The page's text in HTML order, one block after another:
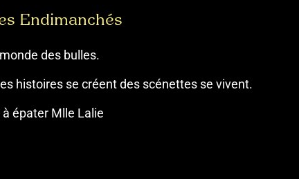
Endimanchés
des bulles.
histoires se créent des scénettes se vivent.
épater Mlle Lalie